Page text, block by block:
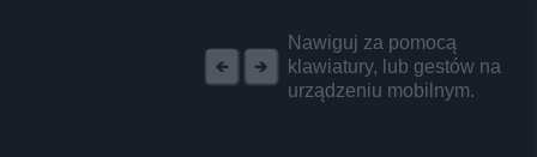
Nawiguj za pomocą
klawiatury, lub gestów na
urządzeniu mobilnym.